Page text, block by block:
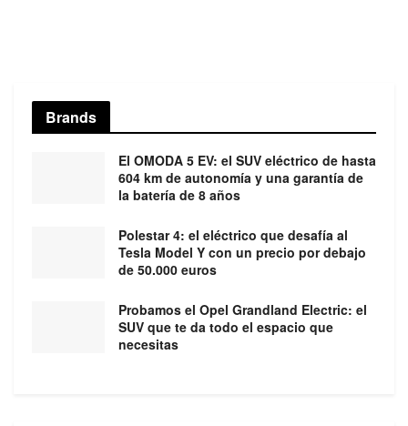
Brands
El OMODA 5 EV: el SUV eléctrico de hasta
604 km de autonomía y una garantía de
la batería de 8 años
Polestar 4: el eléctrico que desafía al
Tesla Model Y con un precio por debajo
de 50.000 euros
Probamos el Opel Grandland Electric: el
SUV que te da todo el espacio que
necesitas